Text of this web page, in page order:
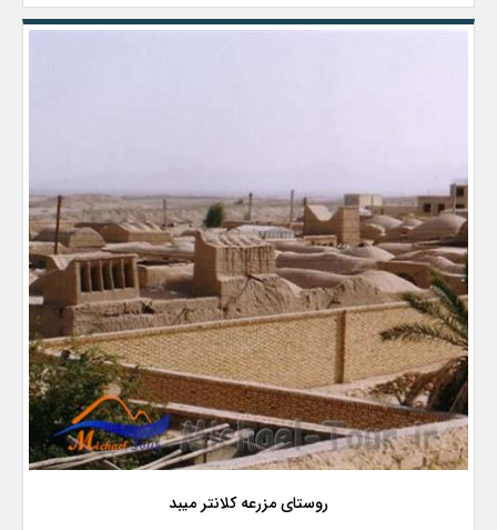
روستای مزرعه کلانتر میبد